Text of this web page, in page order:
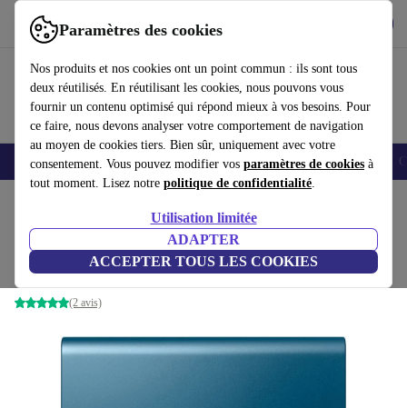
Paramètres des cookies
Nos produits et nos cookies ont un point commun : ils sont tous
deux réutilisés. En réutilisant les cookies, nous pouvons vous
fournir un contenu optimisé qui répond mieux à vos besoins. Pour
ce faire, nous devons analyser votre comportement de navigation
au moyen de cookies tiers. Bien sûr, uniquement avec votre
consentement. Vous pouvez modifier vos paramètres de cookies à
tout moment. Lisez notre politique de confidentialité.
Utilisation limitée
ADAPTER
ACCEPTER TOUS LES COOKIES
Utilisez refurbed rapidement et facilement
Smartphones Laptops Tablettes Montres connectées Accessoires
Samsung SSD portable T5
500 GB SSD | Bleu
(2 avis)